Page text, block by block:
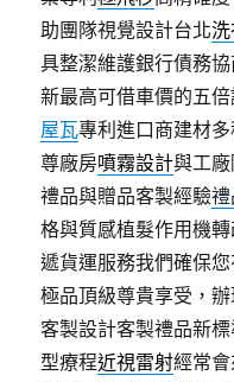
助團隊視覺設計台北
具整潔維護銀行債務
新最高可借車價的五
屋瓦專利進口商建材
尊廠房噴霧設計與工
禮品與贈品客製經驗
格與質感植髮作用機
遞貨運服務我們確保
極品頂級尊貴享受，
客製設計客製禮品新
型療程近視雷射經常